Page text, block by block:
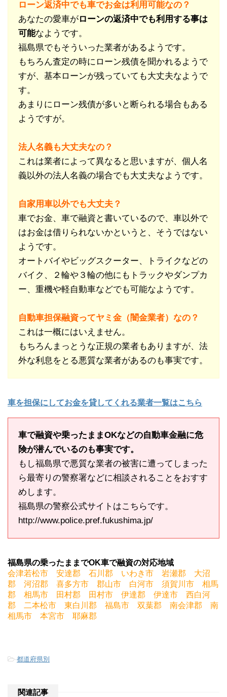
ローン返済中でも車でお金は利用可能なの？
あなたの愛車がローンの返済中でも利用する事は
可能なようです。
福島県でもそういった業者があるようです。
もちろん査定の時にローン残債を聞かれるようで
すが、基本ローンが残っていても大丈夫なようで
す。
あまりにローン残債が多いと断られる場合もある
ようですが。
法人名義も大丈夫なの？
これは業者によって異なると思いますが、個人名
義以外の法人名義の場合でも大丈夫なようです。
自家用車以外でも大丈夫？
車でお金、車で融資と書いているので、車以外で
はお金は借りられないかというと、そうではない
ようです。
オートバイやビッグスクーター、トライクなどの
バイク、２輪や３輪の他にもトラックやダンプカ
ー、重機や軽自動車などでも可能なようです。
自動車担保融資ってヤミ金（闇金業者）なの？
これは一概にはいえません。
もちろんまっとうな正規の業者もありますが、法
外な利息をとる悪質な業者があるのも事実です。
車を担保にしてお金を貸してくれる業者一覧はこちら
車で融資や乗ったままOKなどの自動車金融に危
険が潜んでいるのも事実です。
もし福島県で悪質な業者の被害に遭ってしまった
ら最寄りの警察署などに相談されることをおすす
めします。
福島県の警察公式サイトはこちらです。
http://www.police.pref.fukushima.jp/
福島県の乗ったままでOK車で融資の対応地域
会津若松市 安達郡 石川郡 いわき市 岩瀬郡 大沼
郡 河沼郡 喜多方市 郡山市 白河市 須賀川市 相馬
郡 相馬市 田村郡 田村市 伊達郡 伊達市 西白河
郡 二本松市 東白川郡 福島市 双葉郡 南会津郡 南
相馬市 本宮市 耶麻郡
-都道府県別
関連記事